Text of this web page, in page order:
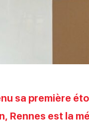
sa première
Rennes est la